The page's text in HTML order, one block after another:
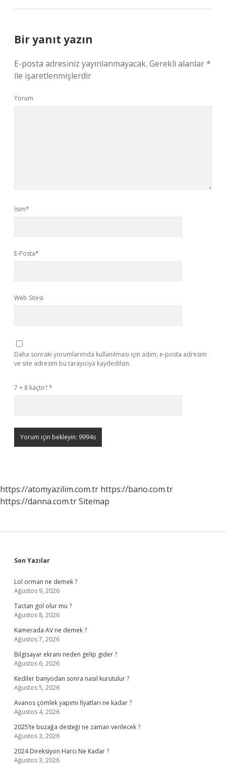
Bir yanıt yazın
E-posta adresiniz yayınlanmayacak. Gerekli alanlar*
ile işaretlenmişlerdir
Yorum
İsim*
E-Posta*
Web Sitesi
Daha sonraki yorumlarımda kullanılması için adım, e-posta adresim
ve site adresim bu tarayıcıya kaydedilsin.
7 + 8 kaçtır?*
https://atomyazilim.com.tr https://bano.com.tr
https://danna.com.trSitemap
Sidebar
Son Yazılar
Lol orman ne demek ?
Ağustos 9, 2026
Tactan gol olur mu ?
Ağustos 8, 2026
Kamerada AV ne demek ?
Ağustos 7, 2026
Bilgisayar ekranı neden gelip gider ?
Ağustos 6, 2026
Kediler banyodan sonra nasıl kurutulur ?
Ağustos 5, 2026
Avanos çömlek yapımı fiyatları ne kadar ?
Ağustos 4, 2026
2025’te buzağa desteği ne zaman verilecek ?
Ağustos 3, 2026
2024 Direksiyon Harcı Ne Kadar ?
Ağustos 3, 2026